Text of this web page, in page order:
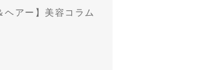
ヘアー】美容コラム